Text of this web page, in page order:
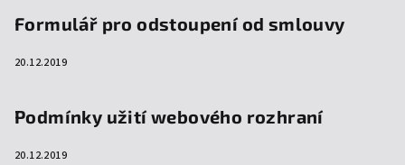
Formulář pro odstoupení od smlouvy
20.12.2019
Podmínky užití webového rozhraní
20.12.2019